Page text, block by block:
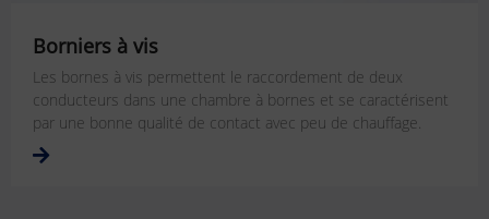
Borniers à vis
Les bornes à vis permettent le raccordement de deux
conducteurs dans une chambre à bornes et se caractérisent
par une bonne qualité de contact avec peu de chauffage.